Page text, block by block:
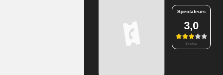
Spectateurs
3,0
3 notes